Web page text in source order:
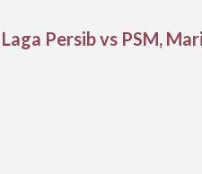
Persib vs PSM,